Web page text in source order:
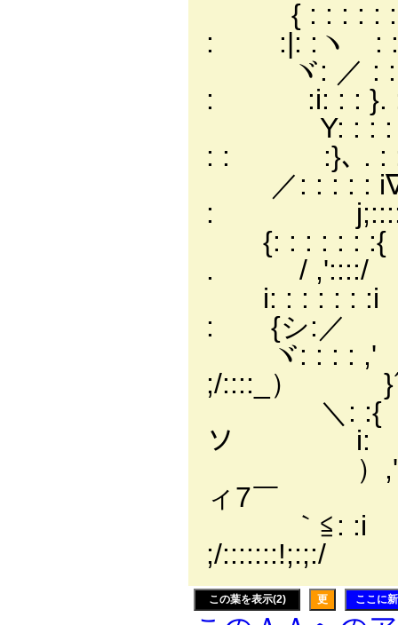
{ : : : :
: :|: :ヽ
ヾ: ／ : : :
: :i: : :
Y: : : : :_:
: : :}､ .
／: : : : :
: j;::::ゝ
{: : : : : :
. / ,'::::/
i: : : : : : :i
: {シ:／
ヾ: : : : ,'
;/::::_
＼: :{ 丿
ソ i:
）,' ヾ
ィ7
｀≦: :i
;/
この葉を表示(2) 更 ここに